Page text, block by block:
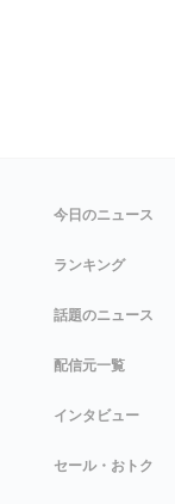
今日のニュース
ランキング
話題のニュース
配信元一覧
インタビュー
セール・おトク